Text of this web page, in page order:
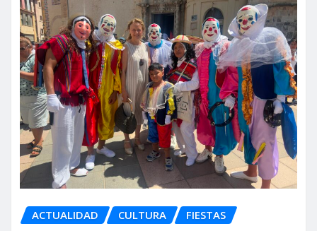
ACTUALIDAD CULTURA FIESTAS